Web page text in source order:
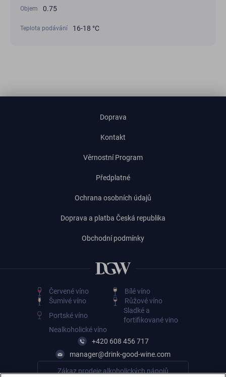
Objem 0.75
Teplota podávání 16-18 °С
Doprava
Kontakt
Věrnostní Program
Předplatné
Ochrana osobních údajů
Doprava a platba Česká republika
Obchodní podmínky
Červené víno
Bílé víno
Šumivé víno
Růžové víno
Portské víno
Sladké a
fortifikované vino
Nealkoholické víno
+420 608 456 717
manager@drink-good-wine.com
Zákaz prodeje alkoholických nápojů